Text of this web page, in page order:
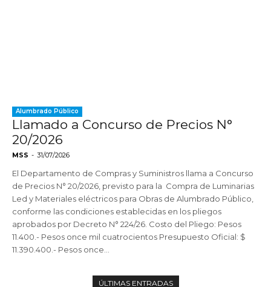
Alumbrado Público
Llamado a Concurso de Precios N°
20/2026
MSS - 31/07/2026
El Departamento de Compras y Suministros llama a Concurso
de Precios N° 20/2026, previsto para la Compra de Luminarias
Led y Materiales eléctricos para Obras de Alumbrado Público,
conforme las condiciones establecidas en los pliegos
aprobados por Decreto N° 224/26. Costo del Pliego: Pesos
11.400.- Pesos once mil cuatrocientos Presupuesto Oficial: $
11.390.400.- Pesos once...
ÚLTIMAS ENTRADAS